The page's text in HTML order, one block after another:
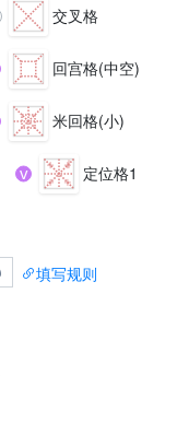
交叉格
回宫格(中空)
米回格(小)
定位格1
填写规则